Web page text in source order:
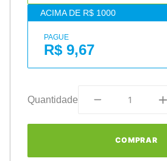
ACIMA DE R$ 1000
PAGUE
R$ 9,67
Quantidade
COMPRAR